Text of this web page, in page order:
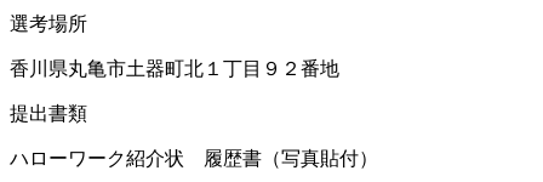
選考場所
香川県丸亀市土器町北１丁目９２番地
提出書類
ハローワーク紹介状 履歴書（写真貼付）